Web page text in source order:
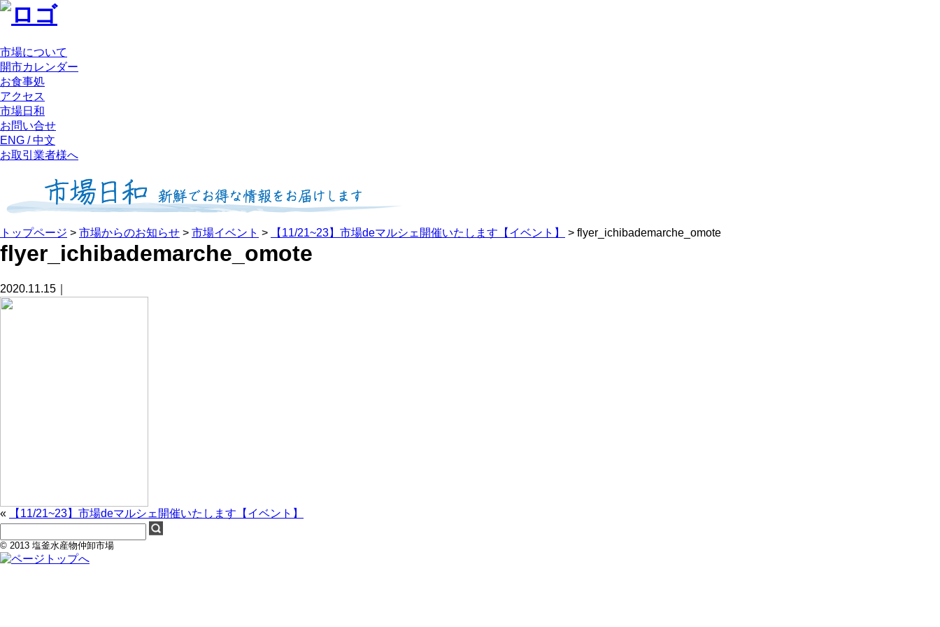
市場について
開市カレンダー
お食事処
アクセス
市場日和
お問い合せ
ENG / 中文
お取引業者様へ
トップページ > 市場からのお知らせ > 市場イベント > 【11/21~23】市場deマルシェ開催いたします【イベント】 > flyer_ichibademarche_omote
flyer_ichibademarche_omote
2020.11.15｜
« 【11/21~23】市場deマルシェ開催いたします【イベント】
© 2013 塩釜水産物仲卸市場